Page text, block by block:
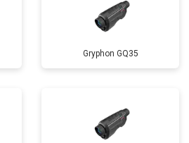
Gryphon GQ35